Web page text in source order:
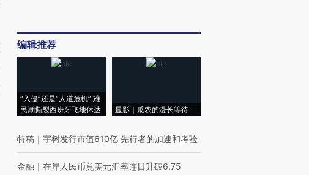
编辑推荐
“入侵”还是“人道危机” 难
民潮撕裂西班牙飞地休达
显影｜瓜农的漫长等待
特稿 ｜ 宇树发行市值610亿 先行者的加速和考验
金融 ｜ 在岸人民币兑美元汇率连日升破6.75